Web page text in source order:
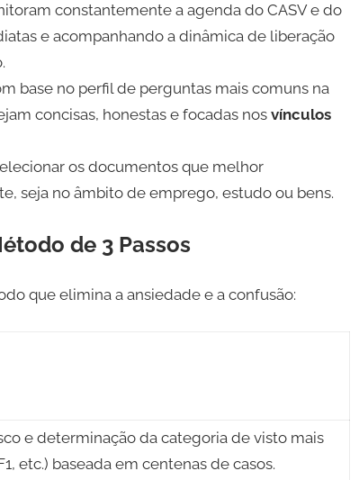
constantemente a agenda do CASV e do
e acompanhando a dinâmica de liberação
base no perfil de perguntas mais comuns na
concisas, honestas e focadas nos vínculos
os documentos que melhor
seja no âmbito de emprego, estudo ou bens.
de 3 Passos
que elimina a ansiedade e a confusão:
e determinação da categoria de visto mais
etc.) baseada em centenas de casos.